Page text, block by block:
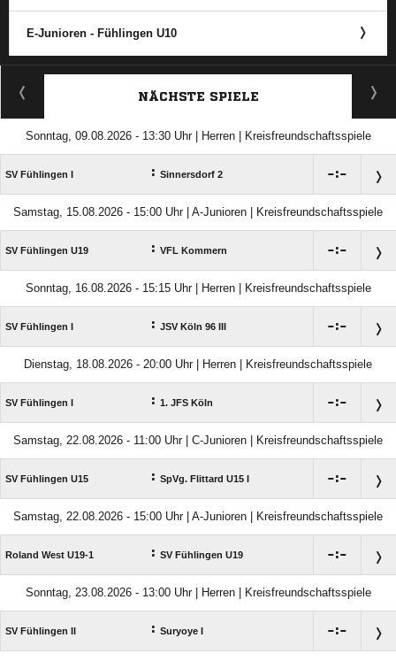
E-Junioren - Fühlingen U10
ANZEIGE
NÄCHSTE SPIELE
Sonntag, 09.08.2026 - 13:30 Uhr | Herren | Kreisfreundschaftsspiele
SV Fühlingen I : Sinnersdorf 2 :
Samstag, 15.08.2026 - 15:00 Uhr | A-Junioren | Kreisfreundschaftsspiele
SV Fühlingen U19 : VFL Kommern :
Sonntag, 16.08.2026 - 15:15 Uhr | Herren | Kreisfreundschaftsspiele
SV Fühlingen I : JSV Köln 96 III :
Dienstag, 18.08.2026 - 20:00 Uhr | Herren | Kreisfreundschaftsspiele
SV Fühlingen I : 1. JFS Köln :
Samstag, 22.08.2026 - 11:00 Uhr | C-Junioren | Kreisfreundschaftsspiele
SV Fühlingen U15 : SpVg. Flittard U15 I :
Samstag, 22.08.2026 - 15:00 Uhr | A-Junioren | Kreisfreundschaftsspiele
Roland West U19-1 : SV Fühlingen U19 :
Sonntag, 23.08.2026 - 13:00 Uhr | Herren | Kreisfreundschaftsspiele
SV Fühlingen II : Suryoye I :